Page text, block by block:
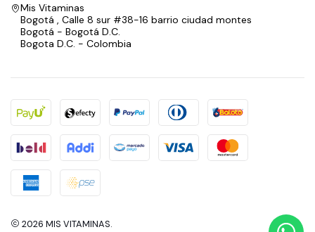
Mis Vitaminas
Bogotá , Calle 8 sur #38-16 barrio ciudad montes
Bogotá - Bogotá D.C.
Bogota D.C. - Colombia
2026 MIS VITAMINAS.